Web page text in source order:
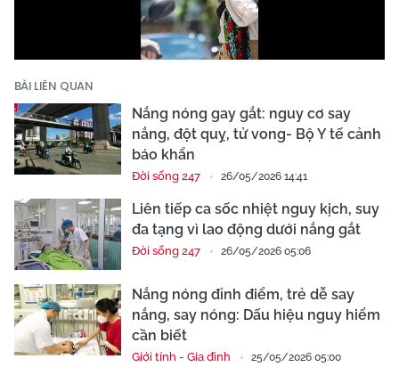
Video
BÀI LIÊN QUAN
Nắng nóng gay gắt: nguy cơ say
nắng, đột quỵ, tử vong- Bộ Y tế cảnh
báo khẩn
Đời sống 247 26/05/2026 14:41
Liên tiếp ca sốc nhiệt nguy kịch, suy
đa tạng vì lao động dưới nắng gắt
Đời sống 247 26/05/2026 05:06
Nắng nóng đỉnh điểm, trẻ dễ say
nắng, say nóng: Dấu hiệu nguy hiểm
cần biết
Giới tính - Gia đình 25/05/2026 05:00